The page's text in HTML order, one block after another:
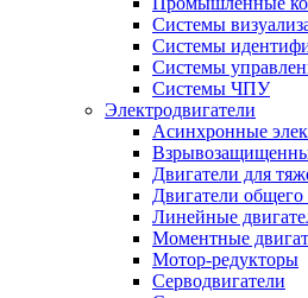
Системы
Системы
Системы
Системы ЧПУ
Электродвигатели
Асинхронные
Двигатели для
Двигатели общего
Линейные
Моментные
Мотор-редукторы
Серводвигатели